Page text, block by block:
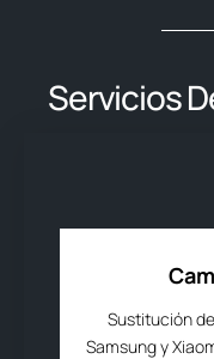
Servicios
Sustitución
Samsung y